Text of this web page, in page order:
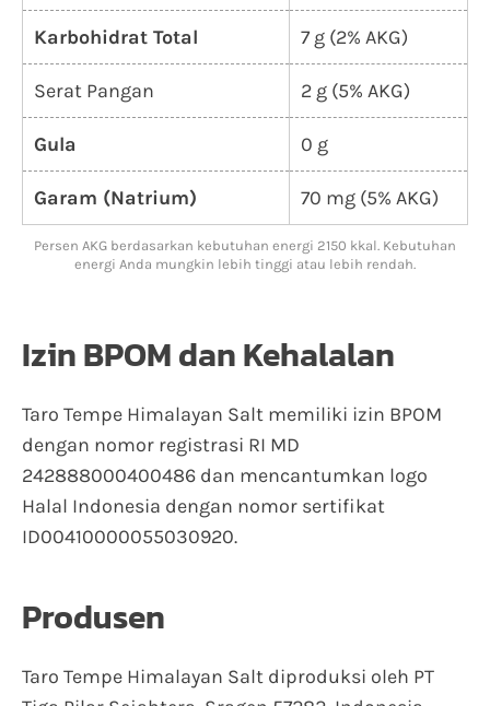
Karbohidrat Total 7 g (2% AKG)
Serat Pangan 2 g (5% AKG)
Gula 0 g
Garam (Natrium) 70 mg (5% AKG)
Persen AKG berdasarkan kebutuhan energi 2150 kkal. Kebutuhan
energi Anda mungkin lebih tinggi atau lebih rendah.
Izin BPOM dan Kehalalan
Taro Tempe Himalayan Salt memiliki izin BPOM
dengan nomor registrasi RI MD
242888000400486 dan mencantumkan logo
Halal Indonesia dengan nomor sertifikat
ID00410000055030920.
Produsen
Taro Tempe Himalayan Salt diproduksi oleh PT